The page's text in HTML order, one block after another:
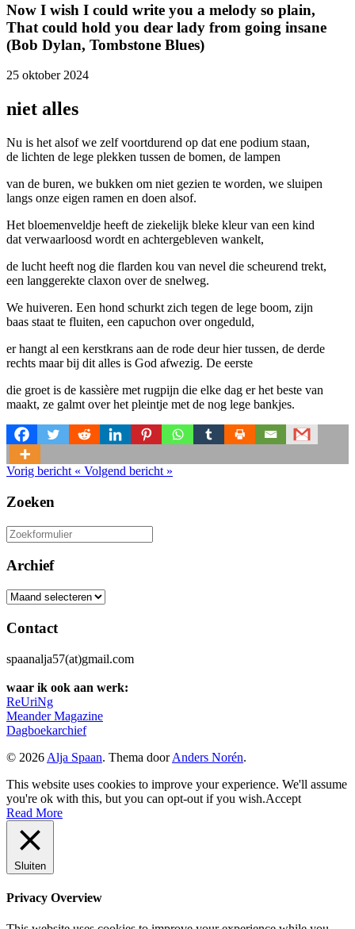
Now I wish I could write you a melody so plain,
That could hold you dear lady from going insane
(Bob Dylan, Tombstone Blues)
25 oktober 2024
niet alles
Nu is het alsof we zelf voortdurend op dat ene podium staan,
de lichten de lege plekken tussen de bomen, de lampen
van de buren, we bukken om niet gezien te worden, we sluipen
langs onze eigen ramen en doen alsof.
Het bloemenveldje heeft de ziekelijk bleke kleur van een kind
dat verwaarloosd wordt en achtergebleven wankelt,
de lucht heeft nog die flarden kou van nevel die scheurend trekt,
een langgerekte claxon over de snelweg.
We huiveren. Een hond schurkt zich tegen de lege boom, zijn
baas staat te fluiten, een capuchon over ongeduld,
er hangt al een kerstkrans aan de rode deur hier tussen, de derde
rechts maar bij dit alles is God afwezig. De eerste
die groet is de kassière met rugpijn die elke dag er het beste van
maakt, ze galmt over het pleintje met de nog lege bankjes.
Vorig bericht « Volgend bericht »
Zoeken
Zoeken
naar:
Archief
Archief
Contact
spaanalja57(at)gmail.com
waar ik ook aan werk:
ReUriNg
Meander Magazine
Dagboekarchief
© 2026 Alja Spaan. Thema doorAnders Norén.
This website uses cookies to improve your experience. We'll assume
you're ok with this, but you can opt-out if you wish.Accept
Read More
Sluiten
Privacy Overview